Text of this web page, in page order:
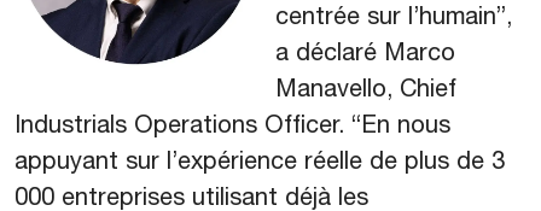
centrée sur l’humain”,
a déclaré Marco
Manavello, Chief
Industrials Operations Officer. “En nous
appuyant sur l’expérience réelle de plus de 3
000 entreprises utilisant déjà les